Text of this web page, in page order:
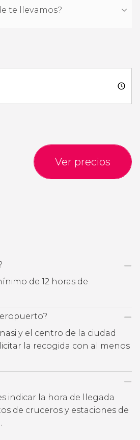
Ver precios
de 12 horas de
y el centro de la ciudad
la recogida con al menos
indicar la hora de llegada
de cruceros y estaciones de